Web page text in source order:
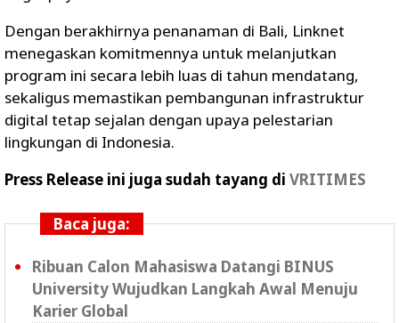
Dengan berakhirnya penanaman di Bali, Linknet
menegaskan komitmennya untuk melanjutkan
program ini secara lebih luas di tahun mendatang,
sekaligus memastikan pembangunan infrastruktur
digital tetap sejalan dengan upaya pelestarian
lingkungan di Indonesia.
Press Release ini juga sudah tayang di VRITIMES
Baca juga:
Ribuan Calon Mahasiswa Datangi BINUS
University Wujudkan Langkah Awal Menuju
Karier Global